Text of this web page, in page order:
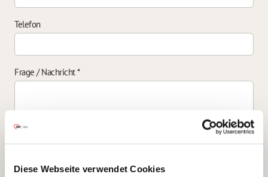
Diese Webseite verwendet Cookies
Telefon
Frage / Nachricht*